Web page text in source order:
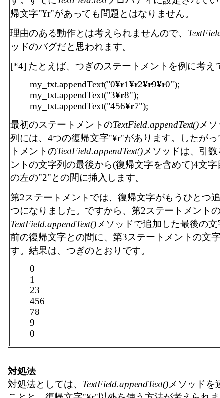
帰文字"¥r"があっても問題とはなりません。
理由のある動作とは考えられませんので、
ッドのバグだと思われます。
[*4] たとえば、つぎのステートメントを例に考え
my_txt.appendText("0¥r1¥r2¥r9¥r0");
my_txt.appendText("3¥r8");
my_txt.appendText("456¥r7");
最初のステートメントのTextField.appendText()メ
列には、4つの復帰文字"¥r"があります。したが
トメントのTextField.appendText()メソッドは、引
ントの文字列の最後から(復帰文字を含めて)4文
の左の"2"との間に挿入します。
第2ステートメントでは、復帰文字がもうひとつ
つになりました。ですから、第2ステートメントの
TextField.appendText()メソッドで追加した最後の
前の復帰文字との間に、第3ステートメントの文
す。結果は、つぎのとおりです。
0
1
23
456
78
9
0
対処法
対処法としては、 TextField.appendText()メソッドを